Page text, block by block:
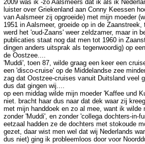
2009 was ik -zo Aalsmeers dat ik als ik
luister over Griekenland aan Conny Keessen
van Aalsmeer zij opgroeide) met mijn moeder
1951 in Aalsmeer, groeide op in de
werd het 'oud-Zaans' weer zeldzamer, maar in
publicaties staat nog dat men tot 1960 in
dingen anders uitsprak als tegenwoordig) op
de Oostzee....
'Muddi', toen 87, wilde graag een keer een
een 'disco-cruise' op de Middelandse zee
zag dat Oostzee-cruises vanuit Duitsland veel
dus dat gingen wij....
op een middag wilde mijn moeder 'Kaffee und
niet. bracht haar dus naar dat dek waar zij
met mijn handdoek en zo al mee, want ik wilde
zonder 'Muddi', en zonder 'collega dochters-in-
eetzaal hadden ze de dochters met stokoude
gezet, daar wist men wel dat wij Nederlands
dus niet) ging ik probleemloos door voor